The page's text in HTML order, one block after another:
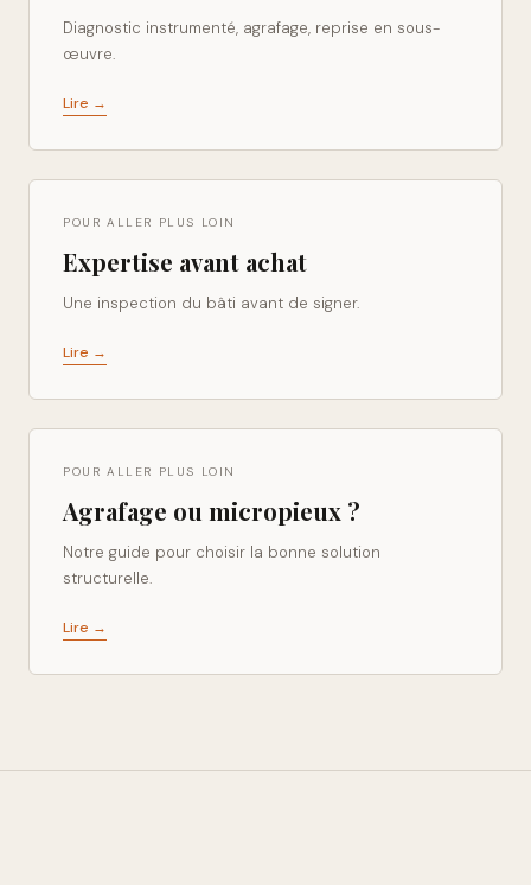
Diagnostic instrumenté, agrafage, reprise en sous-
œuvre.
Lire →
POUR ALLER PLUS LOIN
Expertise avant achat
Une inspection du bâti avant de signer.
Lire →
POUR ALLER PLUS LOIN
Agrafage ou micropieux ?
Notre guide pour choisir la bonne solution
structurelle.
Lire →